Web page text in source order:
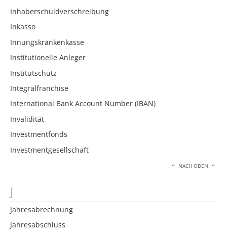
Inhaberschuldverschreibung
Inkasso
Innungskrankenkasse
Institutionelle Anleger
Institutschutz
Integralfranchise
International Bank Account Number (IBAN)
Invalidität
Investmentfonds
Investmentgesellschaft
NACH OBEN
J
Jahresabrechnung
Jahresabschluss